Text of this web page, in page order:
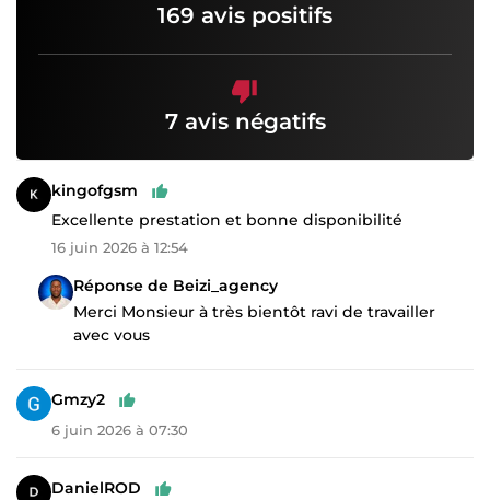
169 avis positifs
7 avis négatifs
kingofgsm
Excellente prestation et bonne disponibilité
16 juin 2026 à 12:54
Réponse de Beizi_agency
Merci Monsieur à très bientôt ravi de travailler
avec vous
Gmzy2
6 juin 2026 à 07:30
DanielROD